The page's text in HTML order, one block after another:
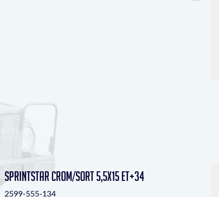
Sprintstar crom/sort 5,5x15 ET+34
2599-555-134